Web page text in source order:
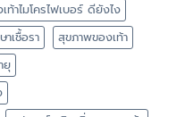
ท้าไมโครไฟเบอร์ ดียังไง
เชื้อรา
สุขภาพของเท้า
ยุ